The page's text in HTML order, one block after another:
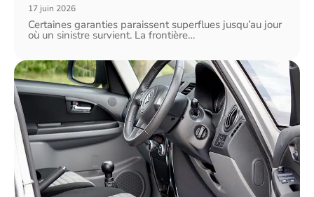
17 juin 2026
Certaines garanties paraissent superflues jusqu’au jour
où un sinistre survient. La frontière…